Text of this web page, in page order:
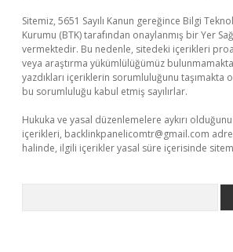
Sitemiz, 5651 Sayılı Kanun gereğince Bilgi
Kurumu (BTK) tarafından onaylanmış bir Yer
vermektedir. Bu nedenle, sitedeki içerikleri
veya araştırma yükümlülüğümüz
yazdıkları içeriklerin sorumluluğunu taşımakta
bu sorumluluğu kabul etmiş sayılırlar.
Hukuka ve yasal düzenlemelere aykırı
içerikleri, backlinkpanelicomtr@gmail.com
halinde, ilgili içerikler yasal süre içerisinde